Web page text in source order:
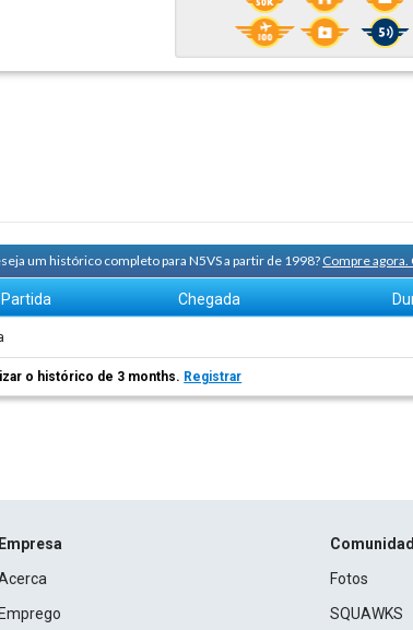
um histórico completo para N5VS a partir de 1998?Compre
Partida Chegada
o histórico de 3 months. Registrar
Empresa
Emprego
Fotos
SQUAWKS